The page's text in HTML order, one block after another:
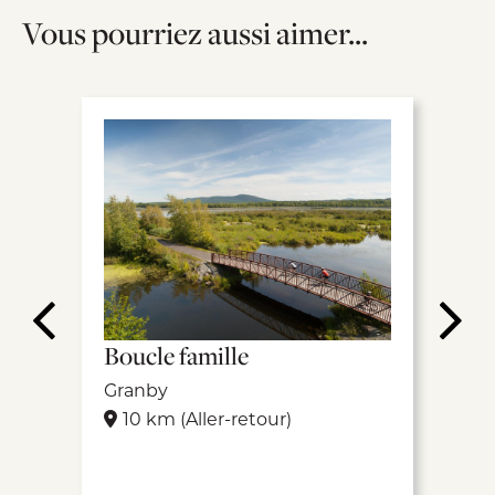
Vous pourriez aussi aimer...
Boucle famille
Granby
10 km (Aller-retour)
Boucle famille
Facile
Piste cyclable asphaltée
10 km